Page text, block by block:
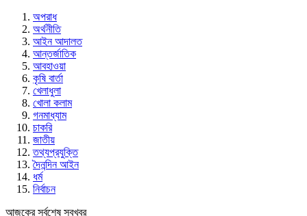
অপরাধ
অর্থনীতি
আইন আদালত
আন্তর্জাতিক
আবহাওয়া
কৃষি বার্তা
খেলাধুলা
খোলা কলাম
গনমাধ্যাম
চাকরি
জাতীয়
তথ্যপ্রযুক্তি
দৈনন্দিন আইন
ধর্ম
নির্বাচন
আজকের সর্বশেষ সবখবর